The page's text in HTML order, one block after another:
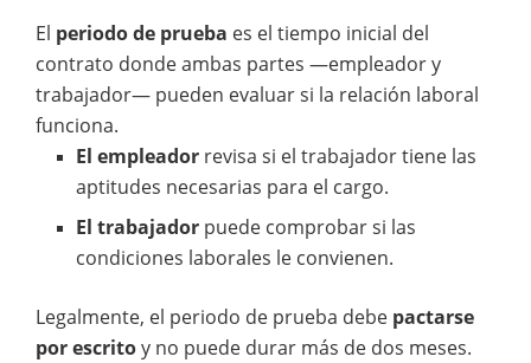
El periodo de prueba es el tiempo inicial del
contrato donde ambas partes —empleador y
trabajador— pueden evaluar si la relación laboral
funciona.
El empleador revisa si el trabajador tiene las
aptitudes necesarias para el cargo.
El trabajador puede comprobar si las
condiciones laborales le convienen.
Legalmente, el periodo de prueba debe pactarse
por escritoy no puede durar más de dos meses.